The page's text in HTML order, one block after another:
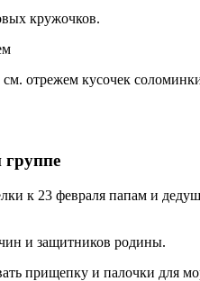
кружочков.
отрежем кусочек
группе
к 23 февраля папам и
и защитников родины.
прищепку и палочки для